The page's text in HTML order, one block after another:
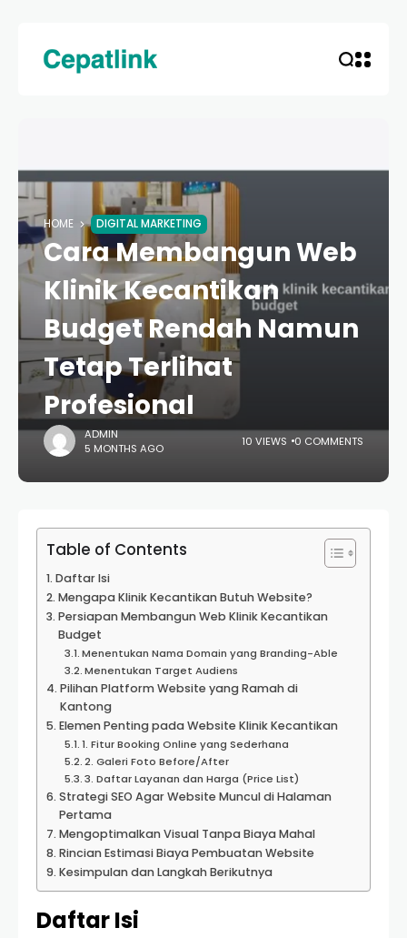
HOME DIGITAL MARKETING
Cara Membangun Web
Klinik Kecantikan
Budget Rendah Namun
Tetap Terlihat
Profesional
ADMIN
5 MONTHS AGO
10 VIEWS 0 COMMENTS
Table of Contents
Daftar Isi
Mengapa Klinik Kecantikan Butuh Website?
Persiapan Membangun Web Klinik Kecantikan
Budget
Menentukan Nama Domain yang Branding-Able
Menentukan Target Audiens
Pilihan Platform Website yang Ramah di
Kantong
Elemen Penting pada Website Klinik Kecantikan
1. Fitur Booking Online yang Sederhana
2. Galeri Foto Before/After
3. Daftar Layanan dan Harga (Price List)
Strategi SEO Agar Website Muncul di Halaman
Pertama
Mengoptimalkan Visual Tanpa Biaya Mahal
Rincian Estimasi Biaya Pembuatan Website
Kesimpulan dan Langkah Berikutnya
Daftar Isi